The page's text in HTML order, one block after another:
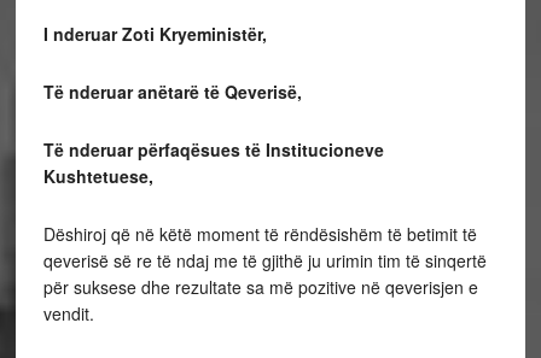
I nderuar Zoti Kryeministër,
Të nderuar anëtarë të Qeverisë,
Të nderuar përfaqësues të Institucioneve
Kushtetuese,
Dëshiroj që në këtë moment të rëndësishëm të betimit të
qeverisë së re të ndaj me të gjithë ju urimin tim të sinqertë
për suksese dhe rezultate sa më pozitive në qeverisjen e
vendit.